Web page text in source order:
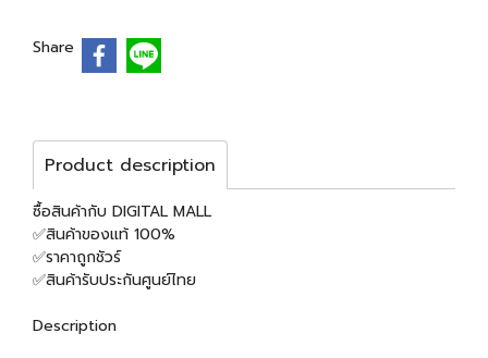
Share
Product description
ซื้อสินค้ากับ DIGITAL MALL
✅สินค้าของแท้ 100%
✅ราคาถูกชัวร์
✅สินค้ารับประกันศูนย์ไทย
Description